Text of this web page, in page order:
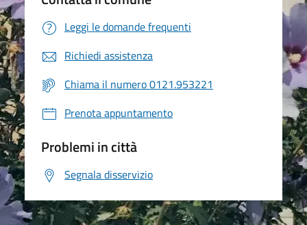
Leggi le domande frequenti
Richiedi assistenza
Chiama il numero 0121.953221
Prenota appuntamento
Problemi in città
Segnala disservizio